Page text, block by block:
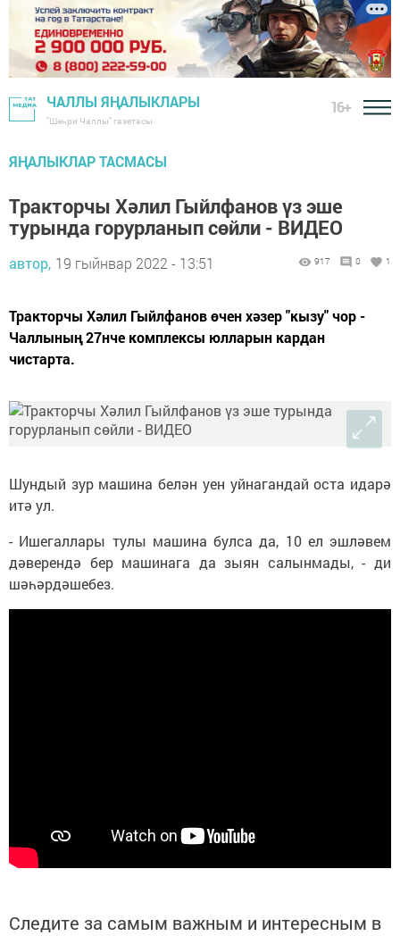
ЧАЛЛЫ ЯҢАЛЫКЛАРЫ
"Шәһри Чаллы" газетасы
16+
ЯҢАЛЫКЛАР ТАСМАСЫ
Тракторчы Хәлил Гыйлфанов үз эше
турында горурланып сөйли - ВИДЕО
автор, 19 гыйнвар 2022 - 13:51 917 0 1
Тракторчы Хәлил Гыйлфанов өчен хәзер "кызу" чор -
Чаллының 27нче комплексы юлларын кардан
чистарта.
Шундый зур машина белән уен уйнагандай оста идарә
итә ул.
- Ишегаллары тулы машина булса да, 10 ел эшләвем
дәверендә бер машинага да зыян салынмады, - ди
шәһәрдәшебез.
Следите за самым важным и интересным в